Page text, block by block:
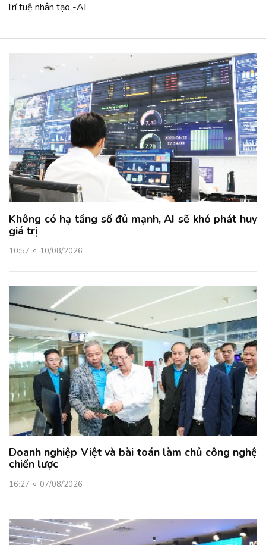
Trí tuệ nhân tạo -AI
Không có hạ tầng số đủ mạnh, AI sẽ khó phát huy
giá trị
10:57 10/08/2026
Doanh nghiệp Việt và bài toán làm chủ công nghệ
chiến lược
16:27 07/08/2026